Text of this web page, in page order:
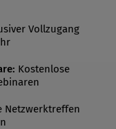
Vollzugang
Kostenlose
Netzwerktreffen